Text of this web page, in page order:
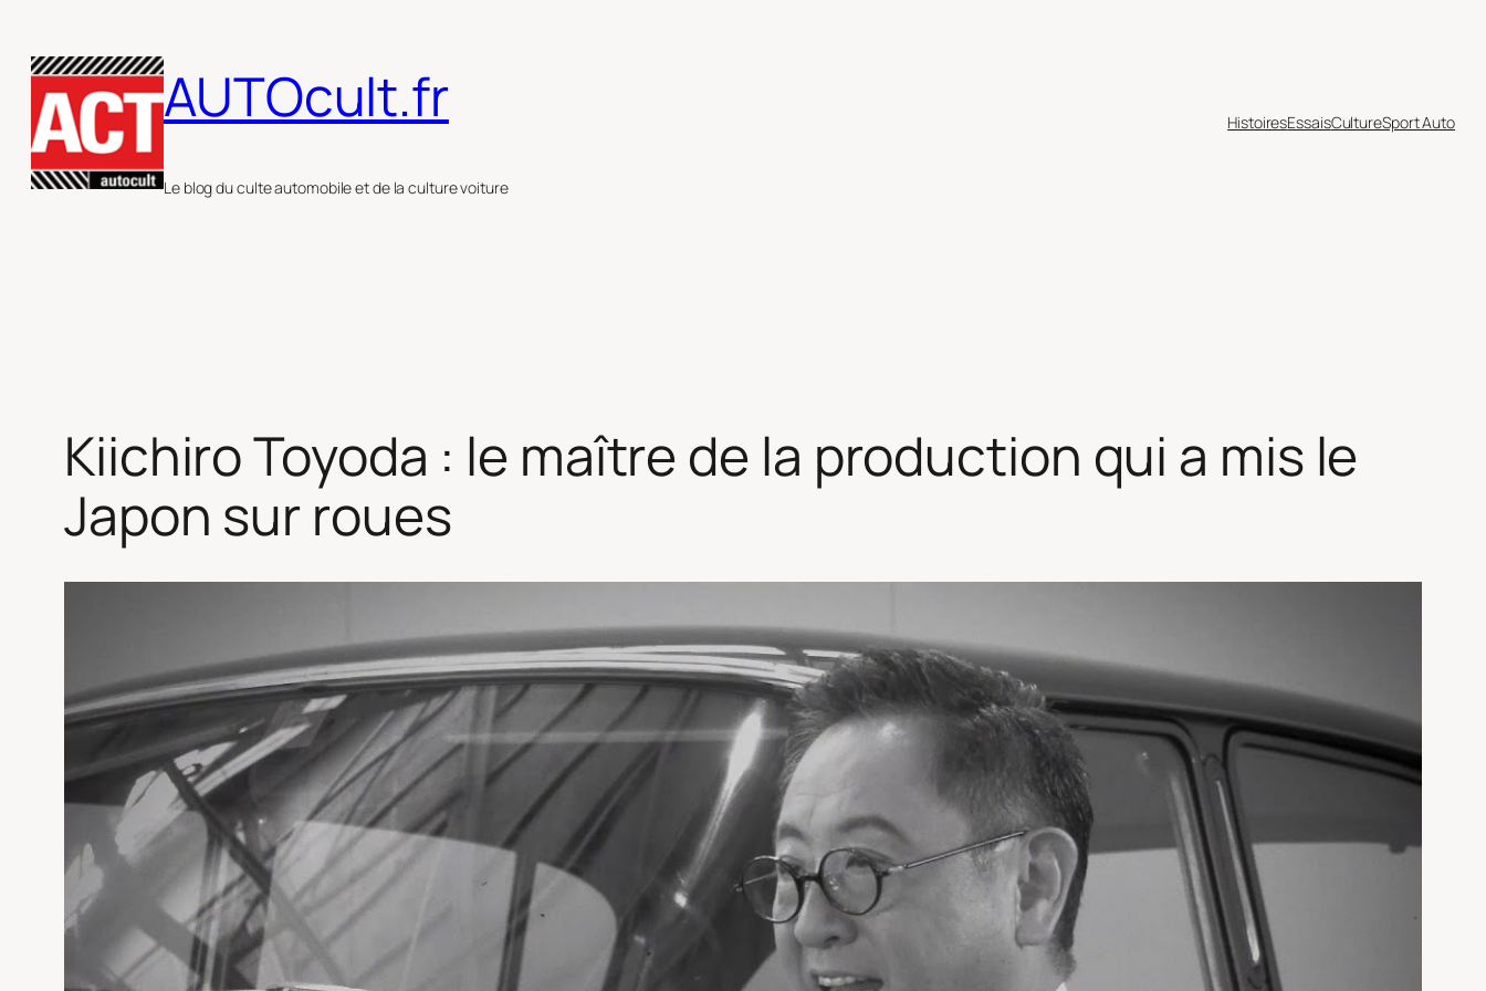
au
contenu
AUTOcult.fr
Le blog du culte automobile et de la culture voiture
HistoiresEssaisCultureSport Auto
Kiichiro Toyoda : le maître de la production qui a mis le
Japon sur roues